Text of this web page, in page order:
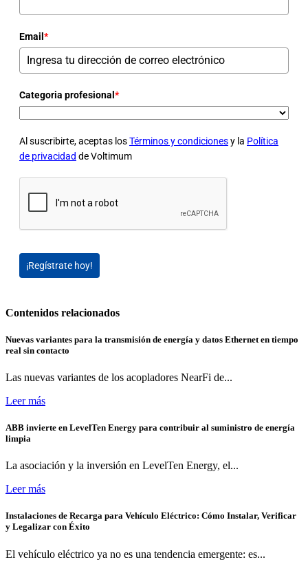
Email *
Categoria profesional *
Al suscribirte, aceptas losTérminos y condicionesy la Política
de privacidad de Voltimum
¡Regístrate hoy!
Contenidos relacionados
Nuevas variantes para la transmisión de energía y datos Ethernet en tiempo
real sin contacto
Las nuevas variantes de los acopladores NearFi de...
Leer más
ABB invierte en LevelTen Energy para contribuir al suministro de energía
limpia
La asociación y la inversión en LevelTen Energy, el...
Leer más
Instalaciones de Recarga para Vehículo Eléctrico: Cómo Instalar, Verificar
y Legalizar con Éxito
El vehículo eléctrico ya no es una tendencia emergente: es...